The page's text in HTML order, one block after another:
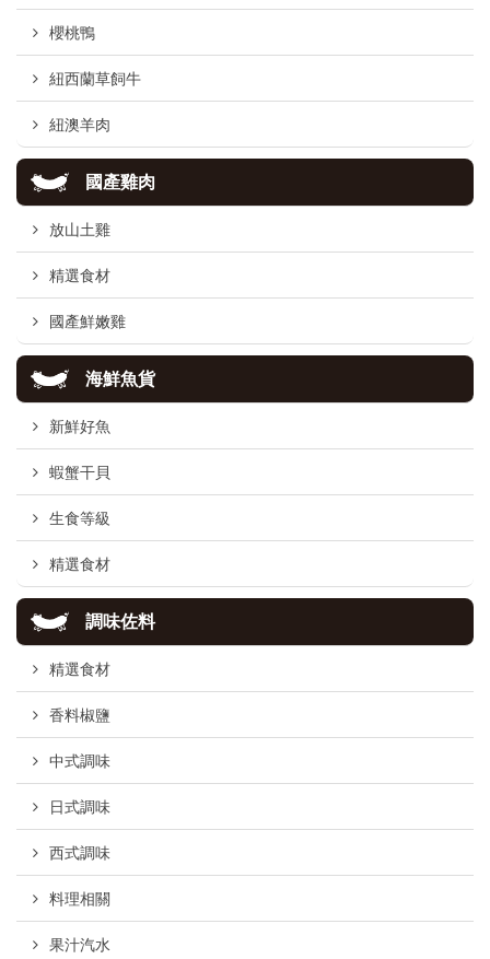
櫻桃鴨
紐西蘭草飼牛
紐澳羊肉
國產雞肉
放山土雞
精選食材
國產鮮嫩雞
海鮮魚貨
新鮮好魚
蝦蟹干貝
生食等級
精選食材
調味佐料
精選食材
香料椒鹽
中式調味
日式調味
西式調味
料理相關
果汁汽水